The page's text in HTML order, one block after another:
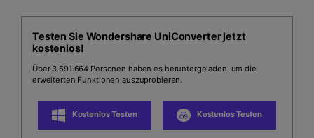
Testen Sie Wondershare UniConverter jetzt
kostenlos!
Über 3.591.664 Personen haben es heruntergeladen, um die
erweiterten Funktionen auszuprobieren.
Kostenlos Testen Kostenlos Testen